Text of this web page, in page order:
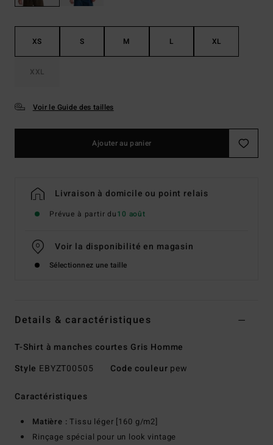
XS S M L XL
XXL
Voir le Guide des tailles
Ajouter au panier
Livraison à domicile ou point relais
Prévue à partir du10 août
Voir la disponibilité en magasin
Sélectionnez une taille
Details & caractéristiques
T-Shirt à manches courtes Gris Homme
Style EBYZT00505 Code couleur pew
Caractéristiques
Matière :Tissu léger [160 g/m2]
Rinçage spécial pour un look vintage